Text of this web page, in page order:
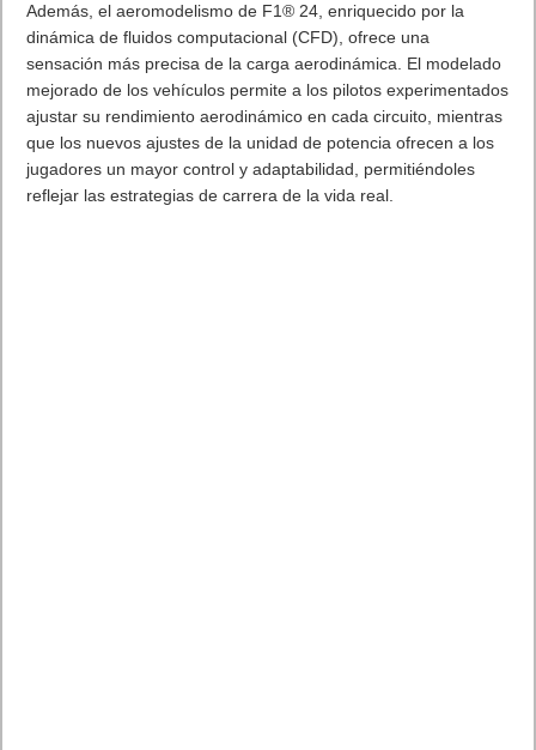
Además, el aeromodelismo de F1® 24, enriquecido por la
dinámica de fluidos computacional (CFD), ofrece una
sensación más precisa de la carga aerodinámica. El modelado
mejorado de los vehículos permite a los pilotos experimentados
ajustar su rendimiento aerodinámico en cada circuito, mientras
que los nuevos ajustes de la unidad de potencia ofrecen a los
jugadores un mayor control y adaptabilidad, permitiéndoles
reflejar las estrategias de carrera de la vida real.